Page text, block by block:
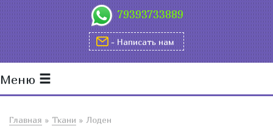
79393733889
- Написать нам
Меню
Главная » Ткани » Лоден